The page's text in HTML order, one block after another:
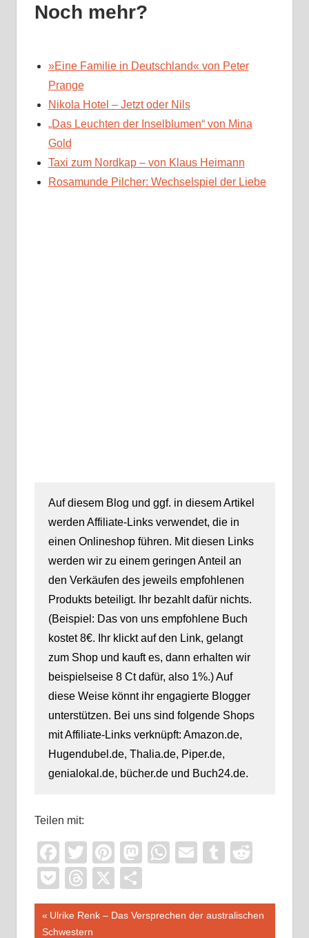
Noch mehr?
»Eine Familie in Deutschland« von Peter
Prange
Nikola Hotel – Jetzt oder Nils
„Das Leuchten der Inselblumen“ von Mina
Gold
Taxi zum Nordkap – von Klaus Heimann
Rosamunde Pilcher: Wechselspiel der Liebe
Auf diesem Blog und ggf. in diesem Artikel
werden Affiliate-Links verwendet, die in
einen Onlineshop führen. Mit diesen Links
werden wir zu einem geringen Anteil an
den Verkäufen des jeweils empfohlenen
Produkts beteiligt. Ihr bezahlt dafür nichts.
(Beispiel: Das von uns empfohlene Buch
kostet 8€. Ihr klickt auf den Link, gelangt
zum Shop und kauft es, dann erhalten wir
beispielseise 8 Ct dafür, also 1%.) Auf
diese Weise könnt ihr engagierte Blogger
unterstützen. Bei uns sind folgende Shops
mit Affiliate-Links verknüpft: Amazon.de,
Hugendubel.de, Thalia.de, Piper.de,
genialokal.de, bücher.de und Buch24.de.
Teilen mit:
Facebook
TwitterPinterest
Mastodon
WhatsApp
EmailTumblr
PocketThreads
X
Beitragsnavigation
Vorheriger
Beitrag:
Ulrike Renk – Das Versprechen der australischen
Schwestern